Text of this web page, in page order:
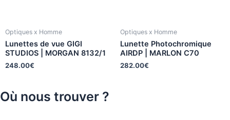
Optiques x Homme
Lunettes de vue GIGI
STUDIOS | MORGAN 8132/1
248.00€
Optiques x Homme
Lunette Photochromique
AIRDP | MARLON C70
282.00€
Où nous trouver ?